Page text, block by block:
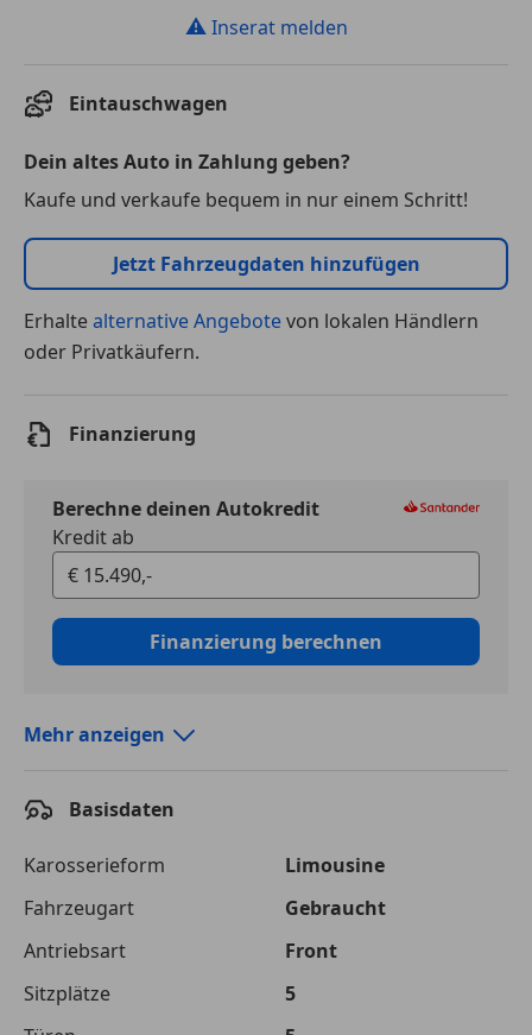
⚠ Inserat melden
Eintauschwagen
Dein altes Auto in Zahlung geben?
Kaufe und verkaufe bequem in nur einem Schritt!
Jetzt Fahrzeugdaten hinzufügen
Erhaltealternative Angebotevon lokalen Händlern
oder Privatkäufern.
Finanzierung
Berechne deinen Autokredit
Kredit ab
Finanzierung berechnen
Laufzeit
Kreditbetrag
€ 15 490,-
Zu zahlender
Gesamtbetrag
€ 24 610,-
Einberechnete Gebühren
€ 0,-
Mehr anzeigen
Basisdaten
Karosserieform
Limousine
Fahrzeugart
Gebraucht
Antriebsart
Front
Sitzplätze
5